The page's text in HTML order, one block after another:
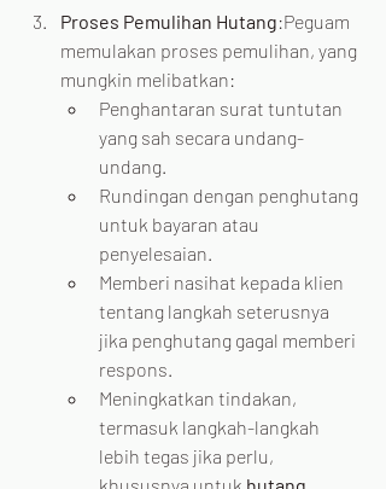
Proses Pemulihan Hutang:Peguam
memulakan proses pemulihan, yang
mungkin melibatkan:
Penghantaran surat tuntutan
yang sah secara undang-
undang.
Rundingan dengan penghutang
untuk bayaran atau
penyelesaian.
Memberi nasihat kepada klien
tentang langkah seterusnya
jika penghutang gagal memberi
respons.
Meningkatkan tindakan,
termasuk langkah-langkah
lebih tegas jika perlu,